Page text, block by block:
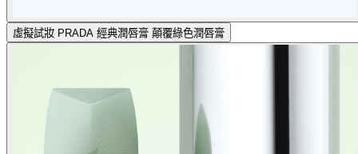
虛擬試妝 PRADA 經典潤唇膏 顛覆綠色潤唇膏